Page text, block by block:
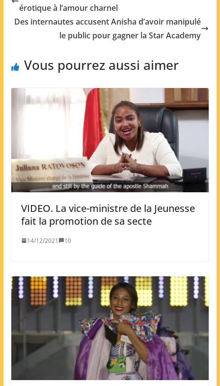
érotique à l’amour charnel
Des internautes accusent Anisha d’avoir manipulé
le public pour gagner la Star Academy
Vous pourrez aussi aimer
VIDEO. La vice-ministre de la Jeunesse
fait la promotion de sa secte
14/12/2021 10